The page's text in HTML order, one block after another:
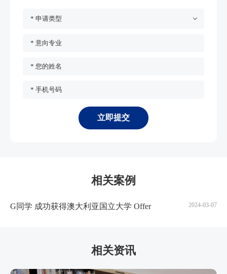
* 申请类型
* 意向专业
* 您的姓名
* 手机号码
立即提交
相关案例
G同学 成功获得澳大利亚国立大学 Offer 2024-03-07
相关资讯